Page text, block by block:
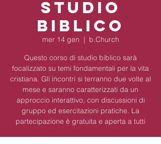
Studio
Biblico
mer 14 gen
  |
b.Church
Questo corso di studio biblico sarà
focalizzato su temi fondamentali per la vita
cristiana. Gli incontri si terranno due volte al
mese e saranno caratterizzati da un
approccio interattivo, con discussioni di
gruppo ed esercitazioni pratiche. La
partecipazione è gratuita e aperta a tutti